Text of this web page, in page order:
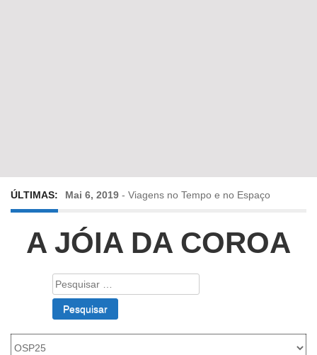
ÚLTIMAS: Mai 6, 2019 - Viagens no Tempo e no Espaço
Abr 24, 2019 -Diz-me a verdade a mentir
Fev 22, 2019
Roriz
A JÓIA DA COROA
Pesquisar
por: